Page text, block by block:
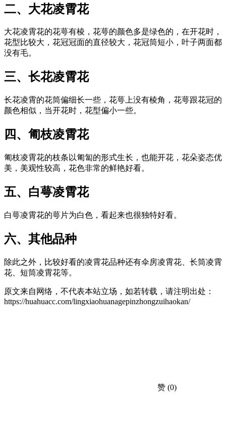
二、大花凌霄花
大花凌霄花的花萼有棱，花萼的颜色多是绿色的，在开花时，
花型比较大，花冠冠面的直径较大，花冠筒短小，叶子两面都
没有毛。
三、长花凌霄花
长花凌霄的花筒偏细长一些，花萼上没有棱角，花萼跟花冠的
颜色相似，当开花时，花型偏小一些。
四、匍枝凌霄花
匍枝凌霄花的枝条以匍匐的形式生长，也能开花，花朵姿态优
美，美观性较高，花色非常的鲜艳好看。
五、白萼凌霄花
白萼凌霄花的萼片为白色，看起来也很独特好看。
六、其他品种
除此之外，比较好看的凌霄花品种还有伞房凌霄花、长筒凌霄
花、短筒凌霄花等。
原文来自网络，不代表本站立场，如若转载，请注明出处：
https://huahuacc.com/lingxiaohuanagepinzhongzuihaokan/
赞 (0)